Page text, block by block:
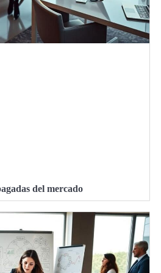
del mercado